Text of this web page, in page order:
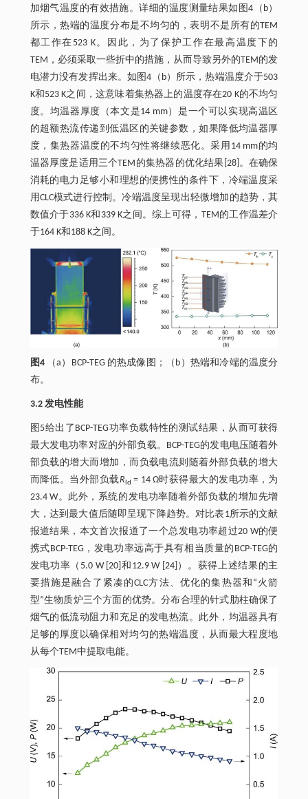
加烟气温度的有效措施。详细的温度测量结果如图4（b）
所示，热端的温度分布是不均匀的，表明不是所有的TEM
都工作在523 K。因此，为了保护工作在最高温度下的
TEM，必须采取一些折中的措施，从而导致另外的TEM的发
电潜力没有发挥出来。如图4（b）所示，热端温度介于503
K和523 K之间，这意味着集热器上的温度存在20 K的不均匀
度。均温器厚度（本文是14 mm）是一个可以实现高温区
的超额热流传递到低温区的关键参数，如果降低均温器厚
度，集热器温度的不均匀性将继续恶化。采用14 mm的均
温器厚度是适用三个TEM的集热器的优化结果[28]。在确保
消耗的电力足够小和理想的便携性的条件下，冷端温度采
用CLC模式进行控制。冷端温度呈现出轻微增加的趋势，其
数值介于336 K和339 K之间。综上可得，TEM的工作温差介
于164 K和188 K之间。
图4（a）BCP-TEG 的热成像图；（b）热端和冷端的温度分
布。
3.2 发电性能
图5给出了BCP-TEG功率负载特性的测试结果，从而可获得
最大发电功率对应的外部负载。BCP-TEG的发电电压随着外
部负载的增大而增加，而负载电流则随着外部负载的增大
而降低。当外部负载R ld = 14 Ω时获得最大的发电功率，为
23.4 W。此外，系统的发电功率随着外部负载的增加先增
大，达到最大值后随即呈现下降趋势。对比表1所示的文献
报道结果，本文首次报道了一个总发电功率超过20 W的便
携式BCP-TEG，发电功率远高于具有相当质量的BCP-TEG的
发电功率（5.0 W [20]和12.9 W [24]）。获得上述结果的主
要措施是融合了紧凑的CLC方法、优化的集热器和“火箭
型”生物质炉三个方面的优势。分布合理的针式肋柱确保了
烟气的低流动阻力和充足的发电热流。此外，均温器具有
足够的厚度以确保相对均匀的热端温度，从而最大程度地
从每个TEM中提取电能。